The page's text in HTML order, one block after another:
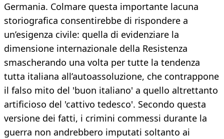
Germania. Colmare questa importante lacuna
storiografica consentirebbe di rispondere a
un’esigenza civile: quella di evidenziare la
dimensione internazionale della Resistenza
smascherando una volta per tutte la tendenza
tutta italiana all’autoassoluzione, che contrappone
il falso mito del 'buon italiano' a quello altrettanto
artificioso del 'cattivo tedesco'. Secondo questa
versione dei fatti, i crimini commessi durante la
guerra non andrebbero imputati soltanto ai